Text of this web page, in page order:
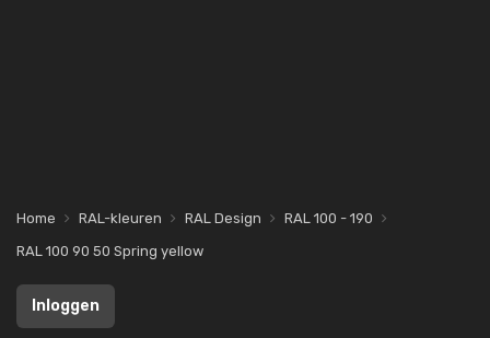
Home RAL-kleuren RAL Design
RAL 100 - 190
RAL 100 90 50 Spring yellow
Inloggen